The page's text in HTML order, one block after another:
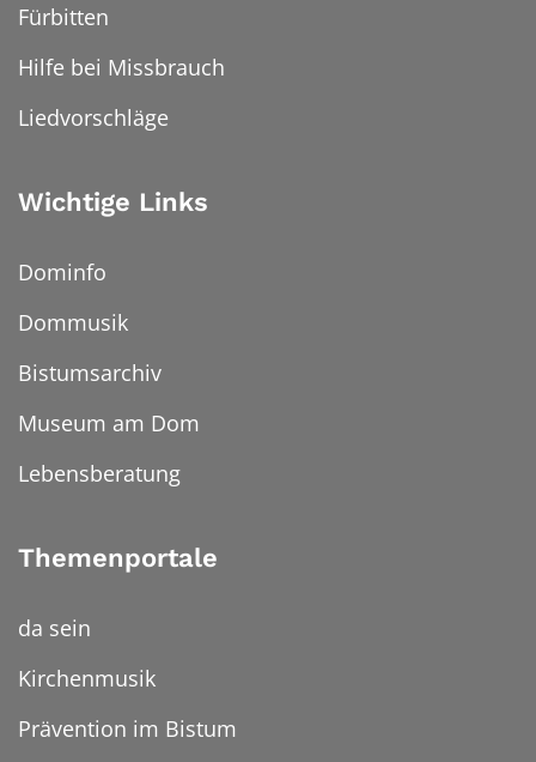
Fürbitten
Hilfe bei Missbrauch
Liedvorschläge
Wichtige Links
Dominfo
Dommusik
Bistumsarchiv
Museum am Dom
Lebensberatung
Themenportale
da sein
Kirchenmusik
Prävention im Bistum